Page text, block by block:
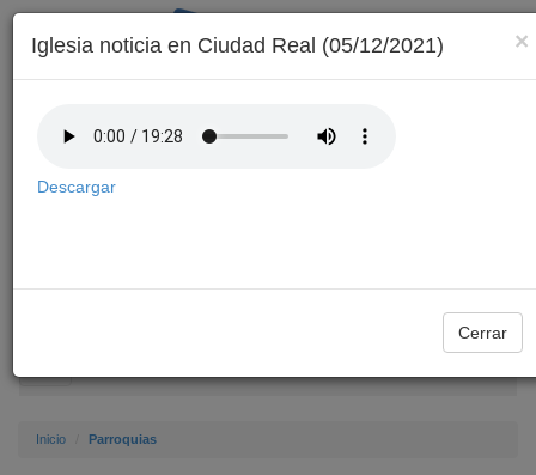
navigation
Inicio Parroquias
×
Iglesia noticia en Ciudad Real (05/12/2021)
Descargar
Cerrar